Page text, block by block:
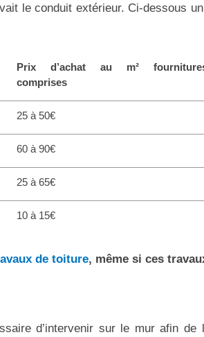
le conduit extérieur. Ci-dessous
Prix d’achat au m²
comprises
25 à 50€
60 à 90€
25 à 65€
10 à 15€
de toiture, même si ces
d’intervenir sur le mur afin de